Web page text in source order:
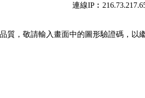
連線
質，敬請輸入畫面中的圖形驗證碼，以